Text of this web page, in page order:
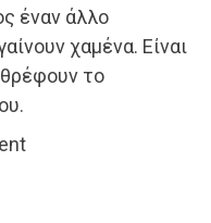
έναν άλλο
χαμένα. Είναι
το